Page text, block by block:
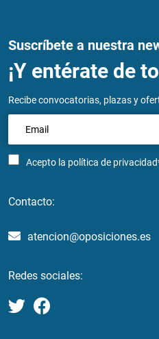
Suscríbete a nuestra
¡Y entérate de
Recibe convocatorias, plazas y
Acepto la política de
Contacto:
atencion@oposiciones.es
Redes sociales: